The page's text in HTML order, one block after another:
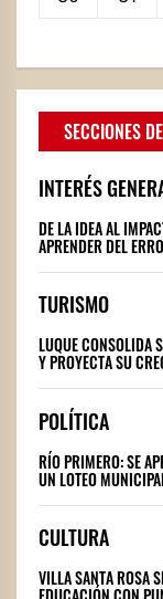
SECCIONES
INTERÉS
DE LA IDEA AL
APRENDER DEL
TURISMO
LUQUE CONSOLIDA
Y PROYECTA SU
POLÍTICA
RÍO PRIMERO: SE
UN LOTEO
CULTURA
VILLA SANTA ROSA